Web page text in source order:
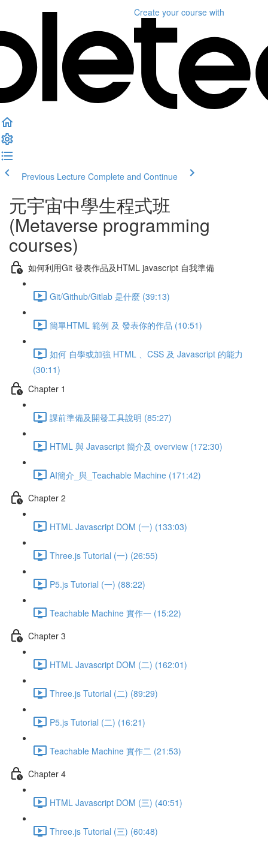
Create your course with
Previous Lecture Complete and Continue
元宇宙中學生程式班
(Metaverse programming
courses)
如何利用Git 發表作品及HTML javascript 自我準備
Git/Github/Gitlab 是什麼 (39:13)
簡單HTML 範例 及 發表你的作品 (10:51)
如何 自學或加強 HTML 、CSS 及 Javascript 的能力
(30:11)
Chapter 1
課前準備及開發工具說明 (85:27)
HTML 與 Javascript 簡介及 overview (172:30)
AI簡介_與_Teachable Machine (171:42)
Chapter 2
HTML Javascript DOM (一) (133:03)
Three.js Tutorial (一) (26:55)
P5.js Tutorial (一) (88:22)
Teachable Machine 實作一 (15:22)
Chapter 3
HTML Javascript DOM (二) (162:01)
Three.js Tutorial (二) (89:29)
P5.js Tutorial (二) (16:21)
Teachable Machine 實作二 (21:53)
Chapter 4
HTML Javascript DOM (三) (40:51)
Three.js Tutorial (三) (60:48)